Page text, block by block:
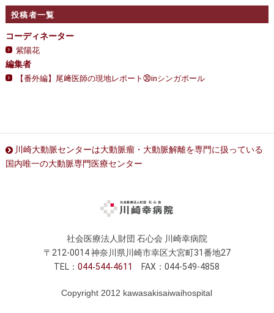
投稿者一覧
コーディネーター
紫陽花
編集者
【番外編】尾﨑医師の現地レポート㉚inシンガポール
川崎大動脈センターは大動脈瘤・大動脈解離を専門に扱っている
国内唯一の大動脈専門医療センター
社会医療法人財団 石心会 川崎幸病院
〒212-0014 神奈川県川崎市幸区大宮町31番地27
TEL：044 544 4611 FAX：044-549-4858
Copyright 2012 kawasakisaiwaihospital